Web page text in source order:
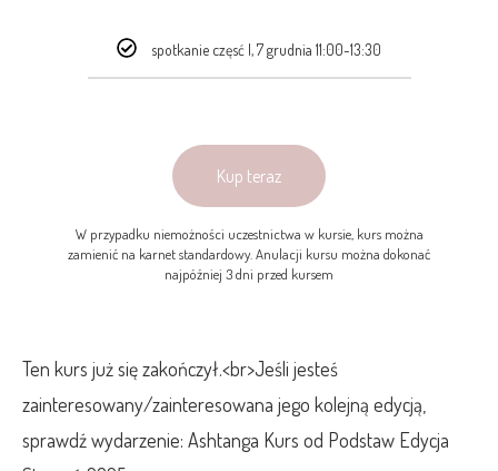
spotkanie częsć I, 7 grudnia 11:00-13:30
Kup teraz
W przypadku niemożności uczestnictwa w kursie, kurs można
zamienić na karnet standardowy. Anulacji kursu można dokonać
najpóźniej 3 dni przed kursem
Ten kurs już się zakończył.<br>Jeśli jesteś
zainteresowany/zainteresowana jego kolejną edycją,
sprawdź wydarzenie: Ashtanga Kurs od Podstaw Edycja